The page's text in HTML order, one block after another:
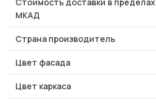
МКАД
Страна производитель
Цвет фасада
Цвет каркаса